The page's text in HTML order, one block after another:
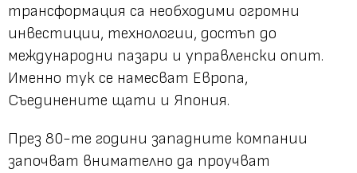
трансформация са необходими огромни
инвестиции, технологии, достъп до
международни пазари и управленски опит.
Именно тук се намесват Европа,
Съединените щати и Япония.
През 80-те години западните компании
започват внимателно да проучват